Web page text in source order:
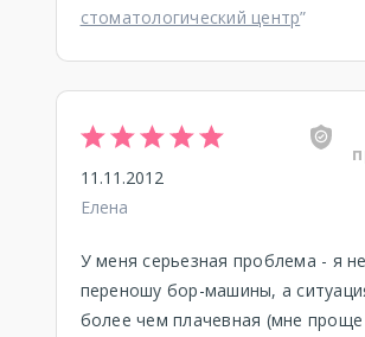
стоматологический центр”
11.11.2012
Елена
У меня серьезная проблема - я не
переношу бор-машины, а
более чем плачевная (мне проще